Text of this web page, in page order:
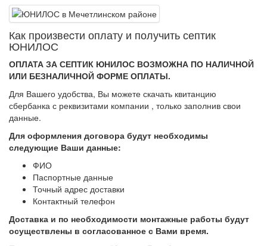
Как произвеcти оплату и получить септик
ЮНИЛОС
ОПЛАТА ЗА СЕПТИК ЮНИЛОС ВОЗМОЖНА ПО НАЛИЧНОЙ
ИЛИ БЕЗНАЛИЧНОЙ ФОРМЕ ОПЛАТЫ.
Для Вашего удобства, Вы можете скачать квитанцию
сбербанка с реквизитами компании , только заполнив свои
данные.
Для оформления договора будут необходимы
следующие Ваши данные:
ФИО
Паспортные данные
Точный адрес доставки
Контактный телефон
Доставка и по необходимости монтажные работы будут
осуществлены в согласованное с Вами время.